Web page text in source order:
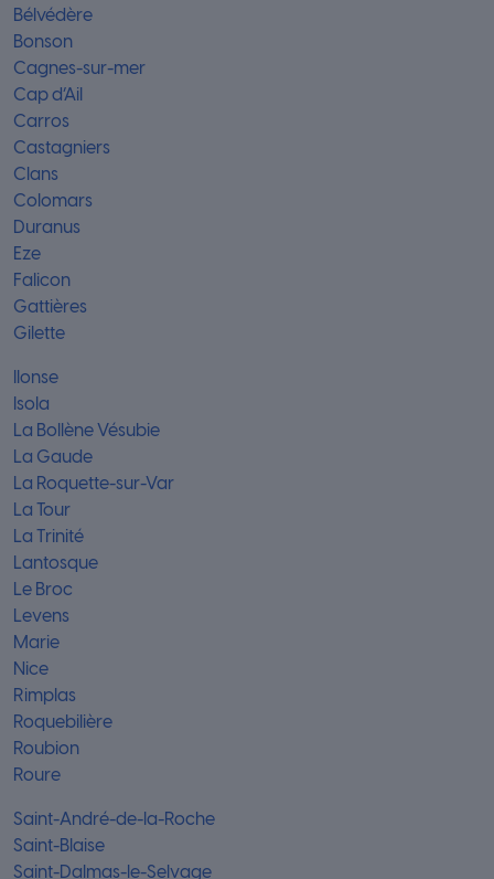
Bélvédère
Bonson
Cagnes-sur-mer
Cap d’Ail
Carros
Castagniers
Clans
Colomars
Duranus
Eze
Falicon
Gattières
Gilette
Ilonse
Isola
La Bollène Vésubie
La Gaude
La Roquette-sur-Var
La Tour
La Trinité
Lantosque
Le Broc
Levens
Marie
Nice
Rimplas
Roquebilière
Roubion
Roure
Saint-André-de-la-Roche
Saint-Blaise
Saint-Dalmas-le-Selvage